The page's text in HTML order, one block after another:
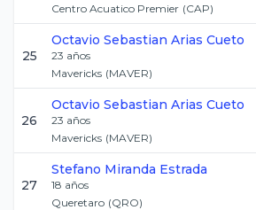
Centro Acuatico Premier (CAP)
25
Octavio Sebastian Arias Cueto
23 años
Mavericks (MAVER)
26
Octavio Sebastian Arias Cueto
23 años
Mavericks (MAVER)
27
Stefano Miranda Estrada
18 años
Queretaro (QRO)